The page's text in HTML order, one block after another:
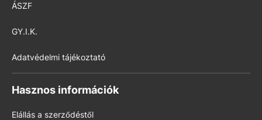
ÁSZF
GY.I.K.
Adatvédelmi tájékoztató
Hasznos információk
Elállás a szerződéstől